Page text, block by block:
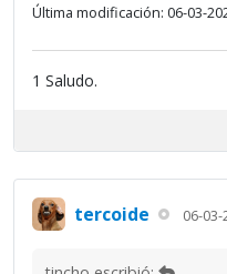
Última modificación: 06-03-
1 Saludo.
tercoide 06-03-